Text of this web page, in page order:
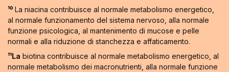
¹⁰La niacina contribuisce al normale metabolismo energetico,
al normale funzionamento del sistema nervoso, alla normale
funzione psicologica, al mantenimento di mucose e pelle
normali e alla riduzione di stanchezza e affaticamento.
¹¹La biotina contribuisce al normale metabolismo energetico, al
normale metabolismo dei macronutrienti, alla normale funzione